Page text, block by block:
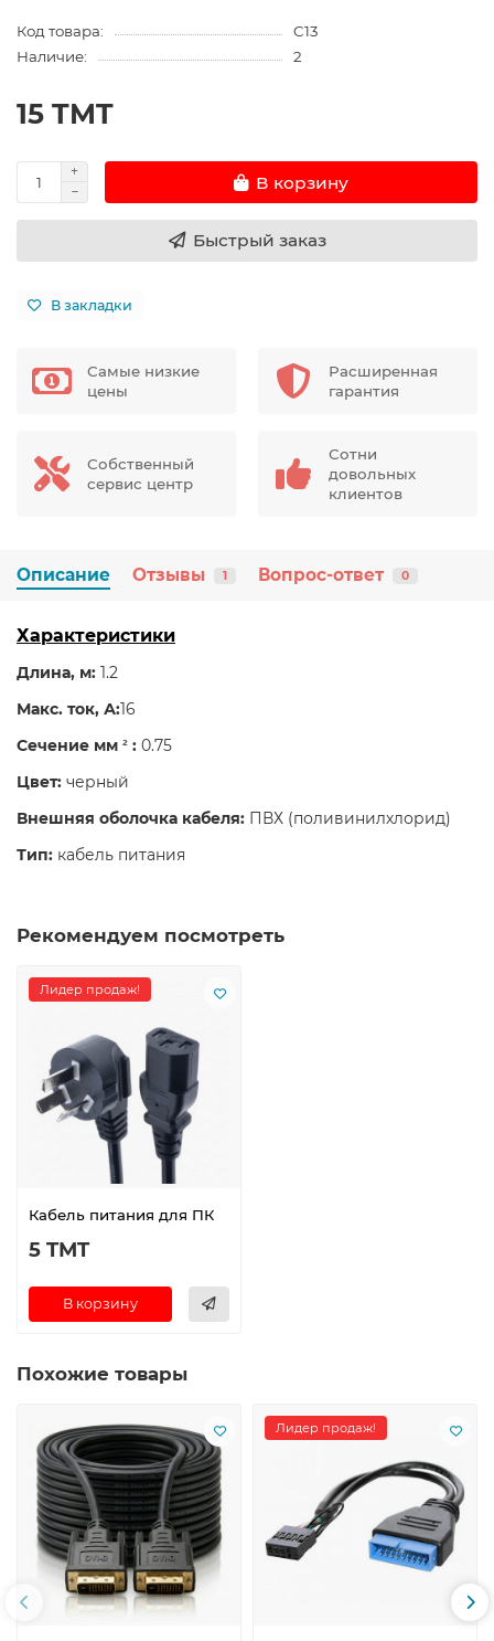
Код товара:
C13
Наличие:
2
15 TMT
В корзину
Быстрый заказ
В закладки
Самые низкие
цены
Расширенная
гарантия
Собственный
сервис центр
Сотни
довольных
клиентов
Описание Отзывы 1 Вопрос-ответ 0
Характеристики
Длина, м: 1.2
Макс. ток, А:16
Сечение мм ² : 0.75
Цвет: черный
Внешняя оболочка кабеля: ПВХ (поливинилхлорид)
Тип: кабель питания
Рекомендуем посмотреть
Лидер продаж!
Кабель питания для ПК
5 TMT
В корзину
Похожие товары
Лидер продаж!